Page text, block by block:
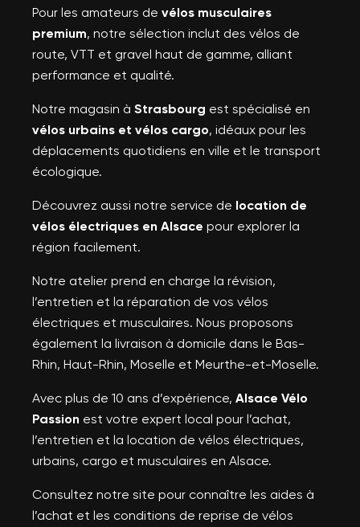
Pour les amateurs de vélos musculaires
premium, notre sélection inclut des vélos de
route, VTT et gravel haut de gamme, alliant
performance et qualité.
Notre magasin à Strasbourg est spécialisé en
vélos urbains et vélos cargo, idéaux pour les
déplacements quotidiens en ville et le transport
écologique.
Découvrez aussi notre service de location de
vélos électriques en Alsace pour explorer la
région facilement.
Notre atelier prend en charge la révision,
l’entretien et la réparation de vos vélos
électriques et musculaires. Nous proposons
également la livraison à domicile dans le Bas-
Rhin, Haut-Rhin, Moselle et Meurthe-et-Moselle.
Avec plus de 10 ans d’expérience, Alsace Vélo
Passion est votre expert local pour l’achat,
l’entretien et la location de vélos électriques,
urbains, cargo et musculaires en Alsace.
Consultez notre site pour connaître les aides à
l’achat et les conditions de reprise de vélos